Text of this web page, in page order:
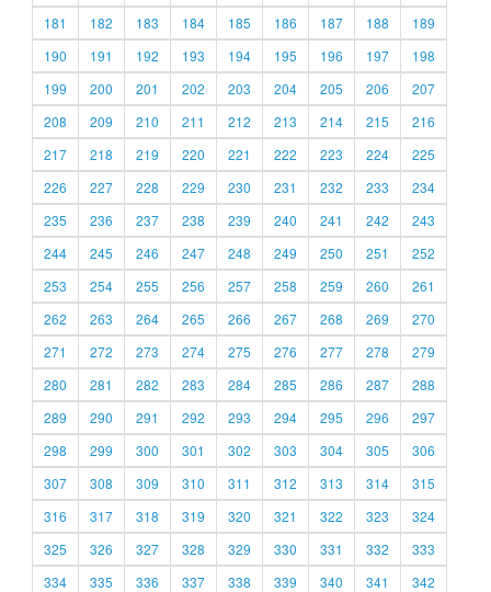
181
182 183 184 185 186 187 188
189
190
191 192 193 194 195 196 197
198
199
200 201 202 203 204 205 206
207
208
209 210 211 212 213 214 215
216
217
218 219 220 221 222 223 224
225
226
227 228 229 230 231 232 233
234
235
236 237 238 239 240 241 242
243
244
245 246 247 248 249 250 251
252
253
254 255 256 257 258 259 260
261
262
263 264 265 266 267 268 269
270
271
272 273 274 275 276 277 278
279
280
281 282 283 284 285 286 287
288
289
290 291 292 293 294 295 296
297
298
299 300 301 302 303 304 305
306
307
308 309 310 311 312 313 314
315
316
317 318 319 320 321 322 323
324
325
326 327 328 329 330 331 332
333
334
335 336 337 338 339 340 341 342